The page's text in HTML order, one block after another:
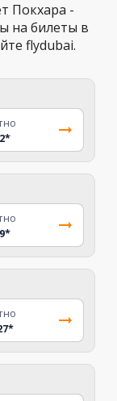
Покхара -
на билеты в
flydubai.
*
*
*